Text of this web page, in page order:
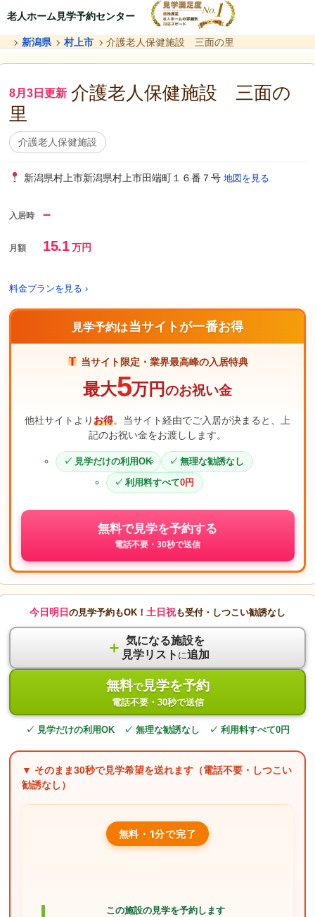
老人ホーム見学予約センター
新潟県 村上市 介護老人保健施設 三面の里
8月3日更新 介護老人保健施設 三面の
里
介護老人保健施設
新潟県村上市新潟県村上市田端町１６番７号 地図を見る
入居時 –
月額 15.1万円
料金プランを見る ›
見学予約は当サイトが一番お得
当サイト限定・業界最高峰の入居特典
最大5万円のお祝い金
他社サイトよりお得。当サイト経由でご入居が決まると、上
記のお祝い金をお渡しします。
見学だけの利用OK
無理な勧誘なし
利用料すべて0円
無料で見学を予約する
電話不要・30秒で送信
今日明日 の見学予約もOK！ 土日祝も受付・しつこい勧誘なし
＋ 気になる施設を
見学リスト に追加
無料で見学を予約
電話不要・30秒で送信
✓ 見学だけの利用OK ✓ 無理な勧誘なし ✓ 利用料すべて0円
▼ そのまま30秒で見学希望を送れます（電話不要・しつこい
勧誘なし）
無料・1分で完了
この施設の見学を予約します